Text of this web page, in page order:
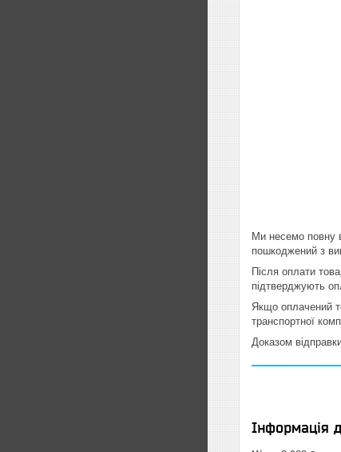
Ми несемо повну
пошкоджений з
Після оплати
підтверджують
Якщо оплачений
транспортної
Доказом
Інформація